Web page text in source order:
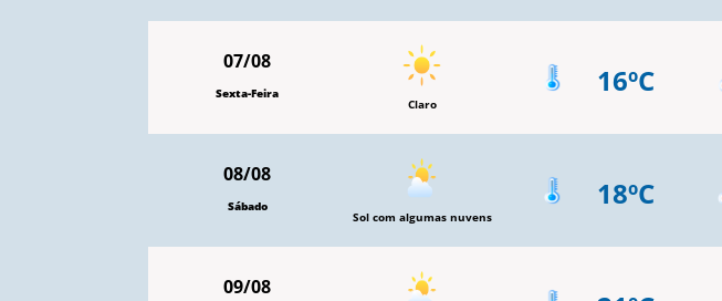
07/08
Sexta-Feira
Claro
16ºC
08/08
Sábado
Sol com algumas nuvens
18ºC
09/08